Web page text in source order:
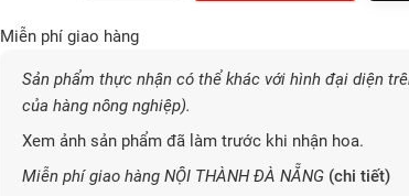
Miễn phí giao hàng
Sản phẩm thực nhận có thể khác với hình đại diện
của hàng nông nghiệp).
Xem ảnh sản phẩm đã làm trước khi nhận hoa.
Miễn phí giao hàng NỘI THÀNH ĐÀ NẴNG (chi tiết)